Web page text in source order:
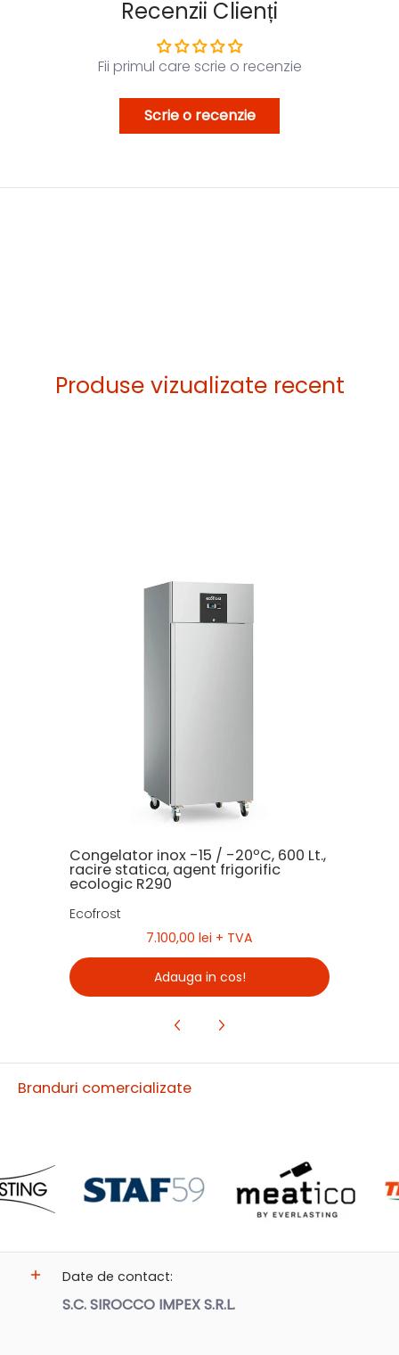
Recenzii Clienți
Fii primul care scrie o recenzie
Scrie o recenzie
Produse vizualizate recent
Congelator inox -15 / -20ºC, 600 Lt.,
racire statica, agent frigorific
ecologic R290
Ecofrost
7.100,00 lei + TVA
Adauga in cos!
Branduri comercializate
Date de contact:
S.C. SIROCCO IMPEX S.R.L.